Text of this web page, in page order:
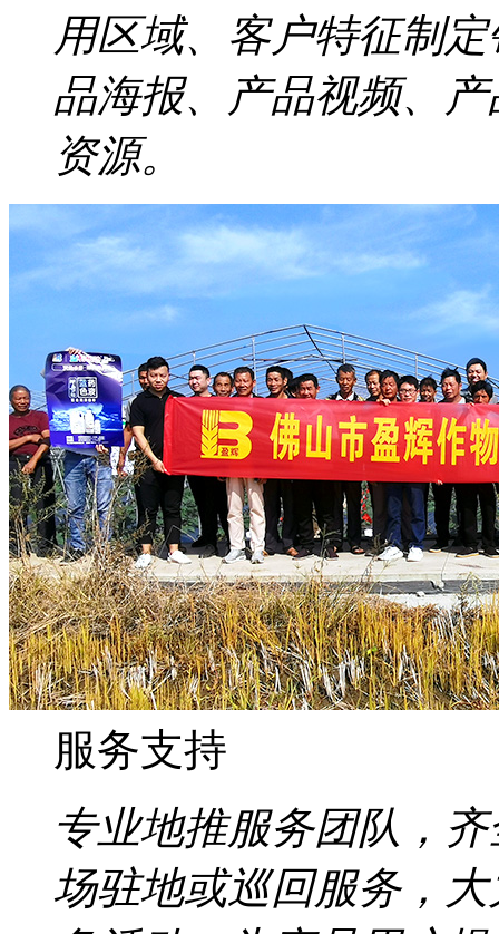
用区域、客户特征制
品海报、产品视频、
资源。
服务支持
专业地推服务团队，
场驻地或巡回服务，